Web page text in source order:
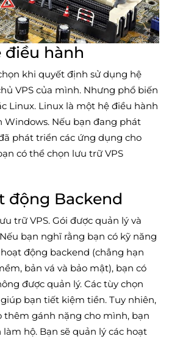
điều hành
khi quyết định sử dụng hệ
VPS của mình. Nhưng phổ biến
Linux. Linux là một hệ điều hành
Windows. Nếu bạn đang phát
phát triển các ứng dụng cho
có thể chọn lưu trữ VPS
động Backend
trữ VPS. Gói được quản lý và
bạn nghĩ rằng bạn có kỹ năng
động backend (chẳng hạn
bản vá và bảo mật), bạn có
được quản lý. Các tùy chọn
bạn tiết kiệm tiền. Tuy nhiên,
thêm gánh nặng cho mình, bạn
hộ. Bạn sẽ quản lý các hoạt